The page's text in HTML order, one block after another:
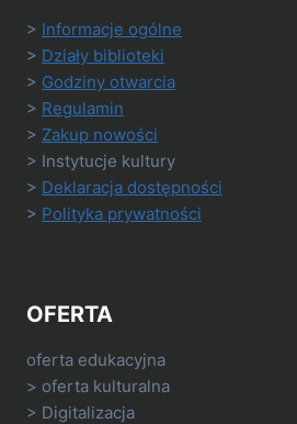
> Informacje ogólne
> Działy biblioteki
> Godziny otwarcia
> Regulamin
> Zakup nowości
> Instytucje kultury
> Deklaracja dostępności
> Polityka prywatności
OFERTA
oferta edukacyjna
> oferta kulturalna
> Digitalizacja